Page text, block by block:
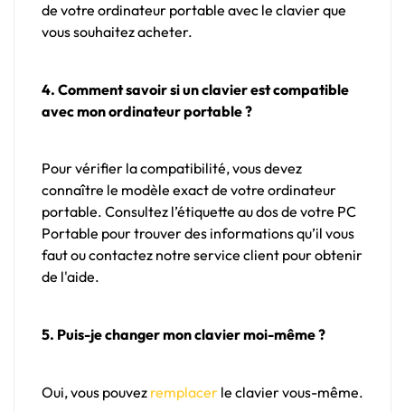
de votre ordinateur portable avec le clavier que
vous souhaitez acheter.
4. Comment savoir si un clavier est compatible
avec mon ordinateur portable ?
Pour vérifier la compatibilité, vous devez
connaître le modèle exact de votre ordinateur
portable. Consultez l’étiquette au dos de votre PC
Portable pour trouver des informations qu’il vous
faut ou contactez notre service client pour obtenir
de l'aide.
5. Puis-je changer mon clavier moi-même ?
Oui, vous pouvez remplacer le clavier vous-même.